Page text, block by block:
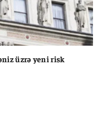
üzrə yeni risk